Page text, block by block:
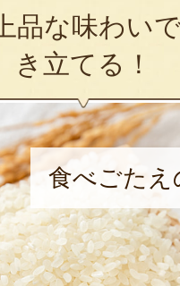
品な味わい
き立てる！
食べごたえ